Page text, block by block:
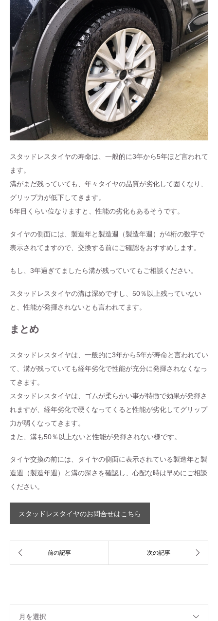
スタッドレスタイヤの寿命は、一般的に3年から5年ほど言われて
ます。
溝がまだ残っていても、年々タイヤの品質が劣化して固くなり、
グリップ力が低下してきます。
5年目くらい位なりますと、性能の劣化もあるそうです。
タイヤの側面には、製造年と製造週（製造年週）が4桁の数字で
表示されてますので、交換する前にご確認をおすすめします。
もし、3年過ぎてましたら溝が残っていてもご相談ください。
スタッドレスタイヤの溝は深めですし、50％以上残っていない
と、性能が発揮されないとも言われてます。
まとめ
スタッドレスタイヤは、一般的に3年から5年が寿命と言われてい
て、溝が残っていても経年劣化で性能が充分に発揮されなくなっ
てきます。
スタッドレスタイヤは、ゴムが柔らかい事が特徴で効果が発揮さ
れますが、経年劣化で硬くなってくると性能が劣化してグリップ
力が弱くなってきます。
また、溝も50％以上ないと性能が発揮されない様です。
タイヤ交換の前には、タイヤの側面に表示されている製造年と製
造週（製造年週）と溝の深さを確認し、心配な時は早めにご相談
ください。
スタッドレスタイヤのお問合せはこちら
月を選択